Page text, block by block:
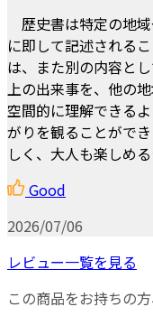
歴史書は特定の地
に即して記述される
は、また別の内容と
上の出来事を、他の
空間的に理解できる
がりを観ることがで
しく、大人も楽しめ
Good
2026/07/06
レビュー一覧を見る
この商品をお持ちの